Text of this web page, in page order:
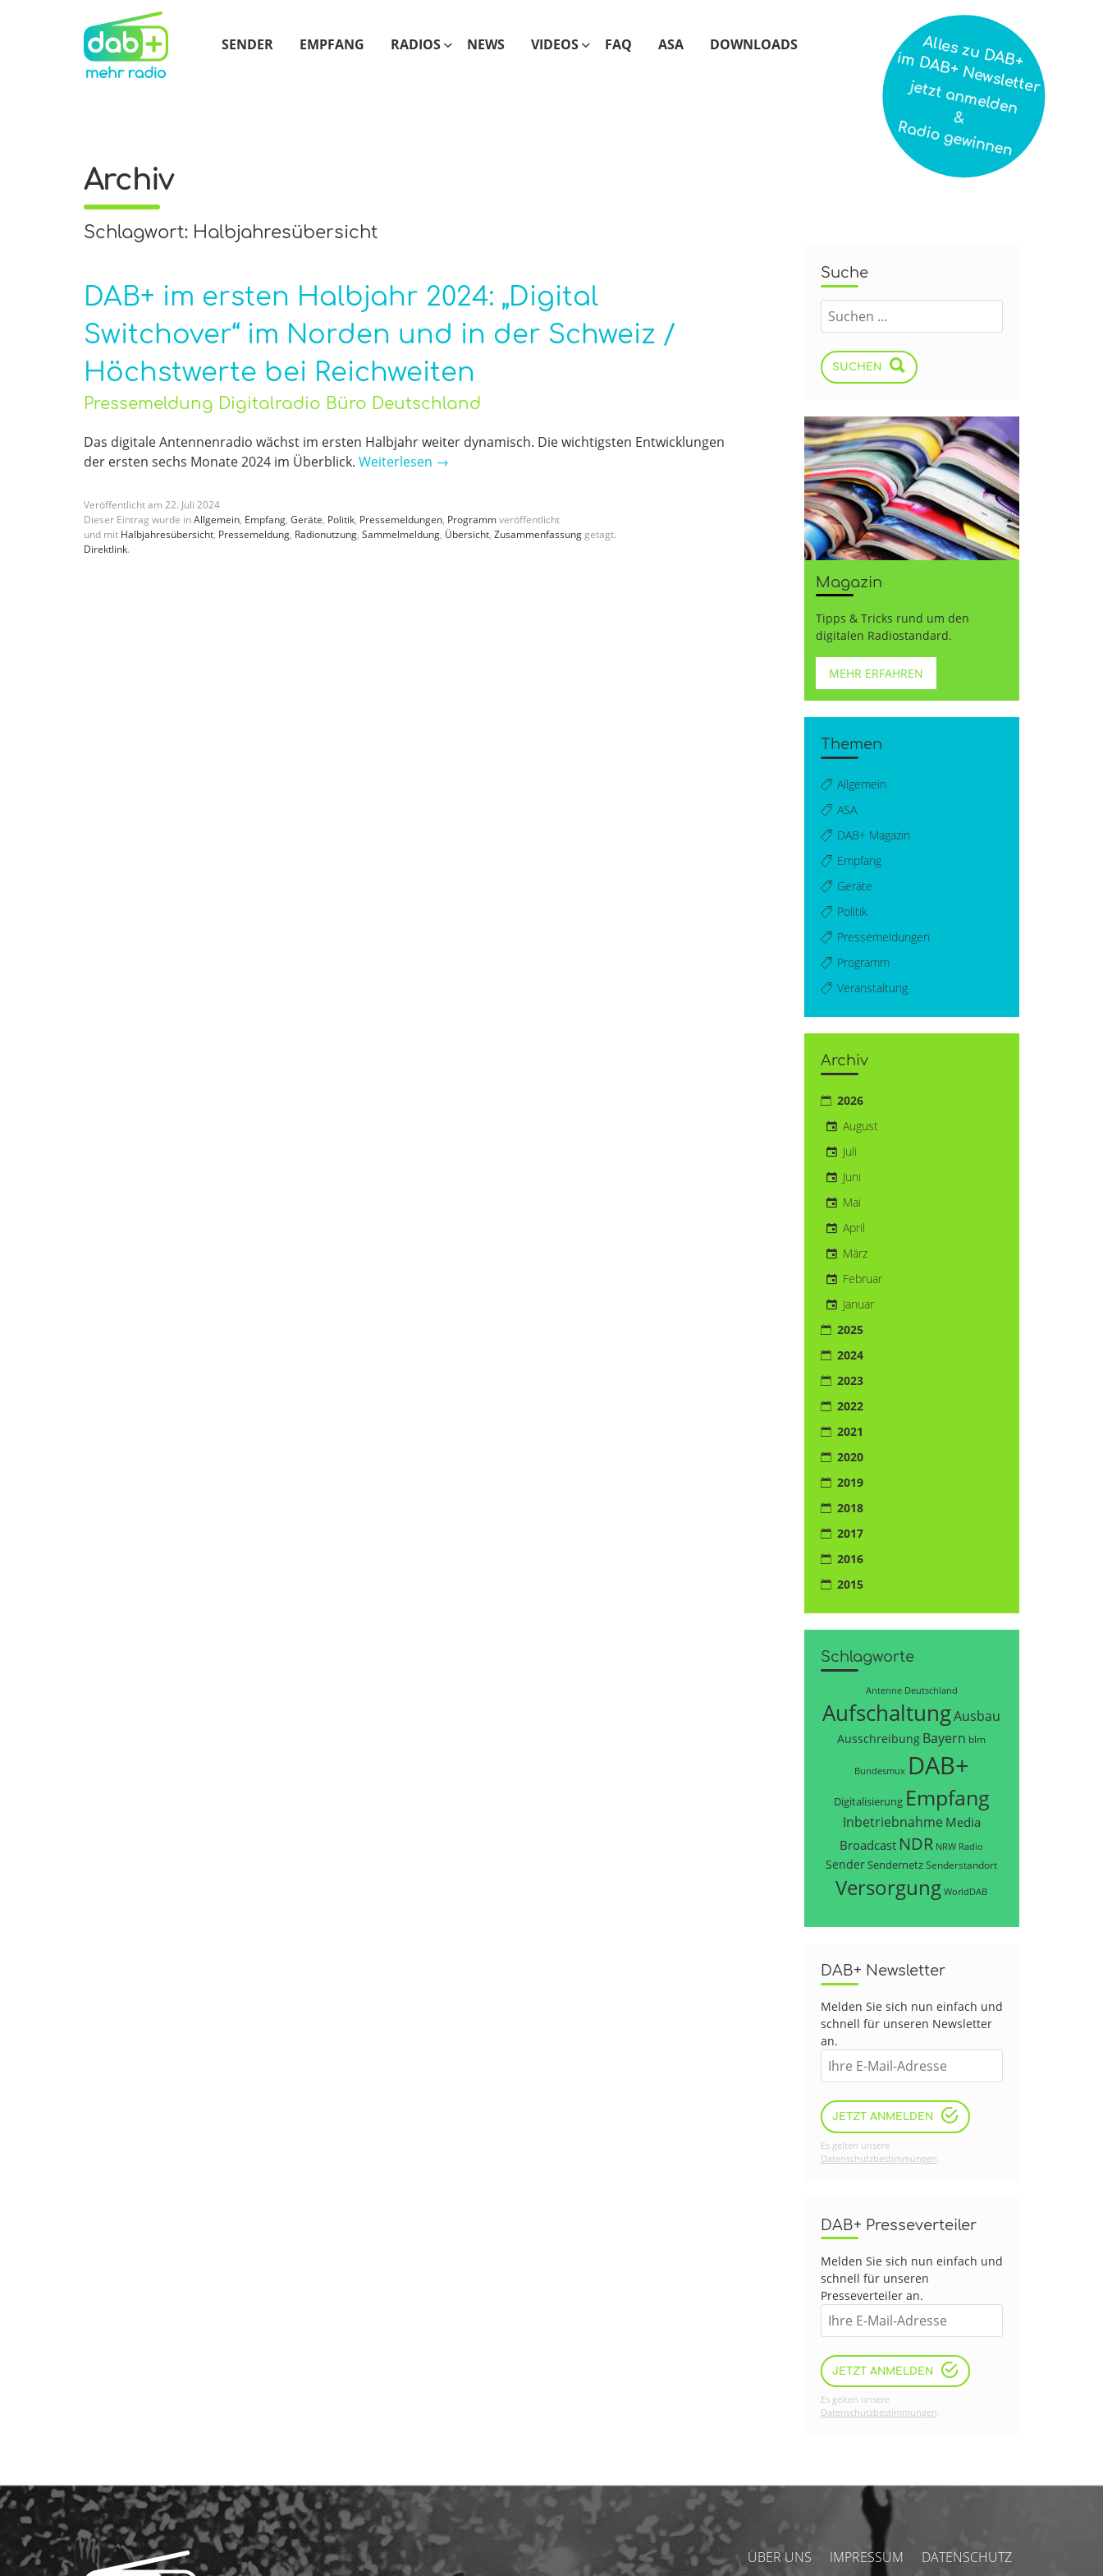
SENDER EMPFANG RADIOS NEWS VIDEOS FAQ ASA DOWNLOADS
Archiv
Schlagwort: Halbjahresübersicht
DAB+ im ersten Halbjahr 2024: „Digital
Switchover“ im Norden und in der Schweiz /
Höchstwerte bei Reichweiten
Pressemeldung Digitalradio Büro Deutschland
Das digitale Antennenradio wächst im ersten Halbjahr weiter dynamisch. Die wichtigsten Entwicklungen
der ersten sechs Monate 2024 im Überblick. Weiterlesen →
Veröffentlicht am 22. Juli 2024
Dieser Eintrag wurde inAllgemein, Empfang, Geräte, Politik, Pressemeldungen, Programmveröffentlicht
und mit Halbjahresübersicht, Pressemeldung, Radionutzung, Sammelmeldung, Übersicht, Zusammenfassung getagt.
Direktlink.
Suche
SUCHEN
Magazin
Tipps & Tricks rund um den
digitalen Radiostandard.
MEHR ERFAHREN
Themen
Allgemein
ASA
DAB+ Magazin
Empfang
Geräte
Politik
Pressemeldungen
Programm
Veranstaltung
Archiv
2026
August
Juli
Juni
Mai
April
März
Februar
Januar
2025
2024
2023
2022
2021
2020
2019
2018
2017
2016
2015
Schlagworte
Antenne Deutschland
AufschaltungAusbau
Ausschreibung Bayern blm
Bundesmux DAB+
Digitalisierung Empfang
Inbetriebnahme Media
Broadcast NDR NRW Radio
SenderSendernetzSenderstandort
Versorgung WorldDAB
DAB+ Newsletter
Melden Sie sich nun einfach und
schnell für unseren Newsletter
an.
JETZT ANMELDEN
Es gelten unsere
Datenschutzbestimmungen
DAB+ Presseverteiler
Melden Sie sich nun einfach und
schnell für unseren
Presseverteiler an.
JETZT ANMELDEN
Es gelten unsere
Datenschutzbestimmungen.
ÜBER UNS IMPRESSUM DATENSCHUTZ
Alles zu DAB+
im DAB+ Newsletter
jetzt anmelden
&
Radio gewinnen